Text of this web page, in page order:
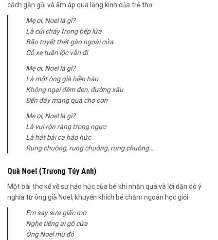
cách gần gũi và ấm áp qua lăng kính của trẻ thơ.
Mẹ ơi, Noel là gì?
Là củi cháy trong bếp lửa
Bão tuyết thét gào ngoài cửa
Cỗ xe tuần lộc vẫn đi
Mẹ ơi, Noel là gì?
Là một ông già hiền hậu
Không ngại đêm đen, đường xấu
Đến đây mang quà cho con
Mẹ ơi, Noel là gì?
Là vui rộn ràng trong ngực
Là hát bài ca háo hức
Rung chuông, rung chuông, rung chuông…
Quà Noel (Trương Túy Anh)
Một bài thơ kể về sự háo hức của bé khi nhận quà và lời dặn dò ý
nghĩa từ ông già Noel, khuyến khích bé chăm ngoan học giỏi.
Em say sưa giấc mơ
Nghe tiếng ai gõ cửa
Ông Noel mũ đỏ